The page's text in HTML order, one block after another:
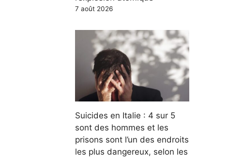
7 août 2026
Suicides en Italie : 4 sur 5
sont des hommes et les
prisons sont l’un des endroits
les plus dangereux, selon les